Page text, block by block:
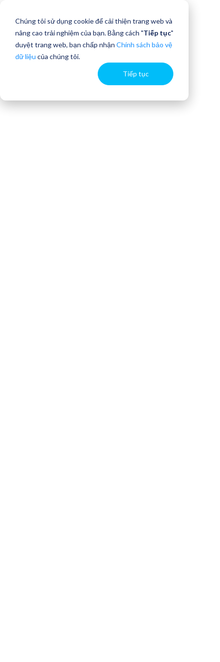
Chúng tôi sử dụng cookie để cải thiện trang web và
nâng cao trải nghiệm của bạn. Bằng cách "Tiếp tục"
duyệt trang web, bạn chấp nhận Chính sách bảo vệ
dữ liệu của chúng tôi.
Tiếp tục